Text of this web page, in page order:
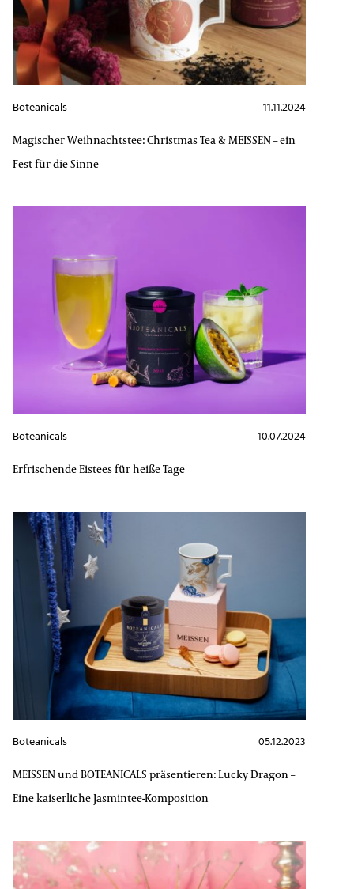
11.11.2024
Boteanicals
Magischer Weihnachtstee: Christmas Tea & MEISSEN – ein
Fest für die Sinne
10.07.2024
Boteanicals
Erfrischende Eistees für heiße Tage
05.12.2023
Boteanicals
MEISSEN und BOTEANICALS präsentieren: Lucky Dragon –
Eine kaiserliche Jasmintee-Komposition